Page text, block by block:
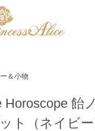
＆小物
Horoscope 飴
ト（ネイビー